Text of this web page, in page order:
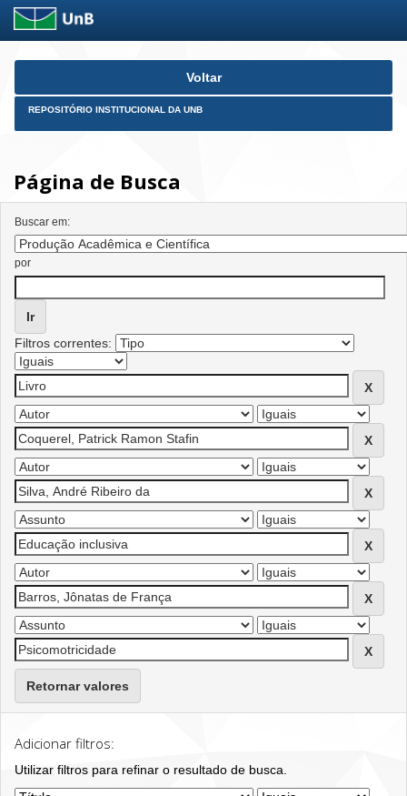
Skip
Voltar
REPOSITÓRIO INSTITUCIONAL DA UNB
Página de Busca
Buscar em:
por
Filtros correntes:
Retornar valores
Adicionar filtros:
Utilizar filtros para refinar o resultado de busca.